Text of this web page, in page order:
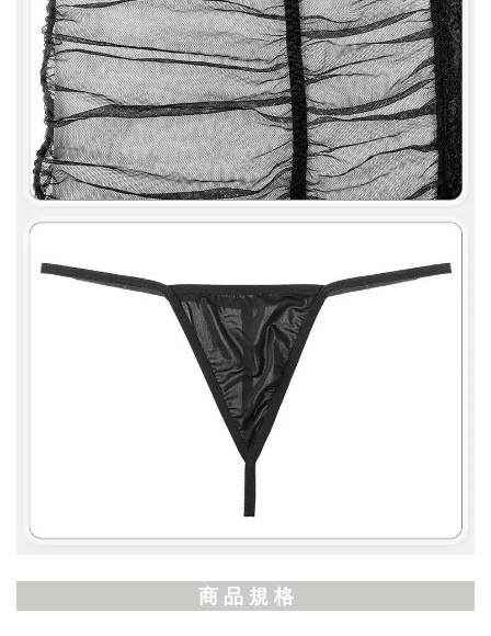
商 品 規 格